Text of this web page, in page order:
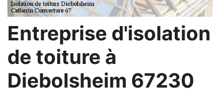
Entreprise d'isolation
de toiture à
Diebolsheim 67230